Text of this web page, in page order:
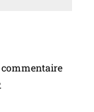
commentaire